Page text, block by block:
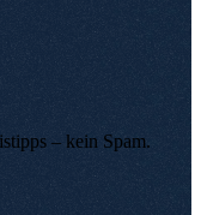
– kein Spam.